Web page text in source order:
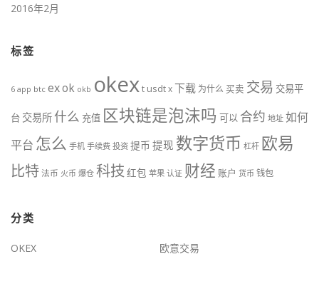
2016年2月
标签
6 app btc exok okb okext usdtx下载 为什么 买卖 交易 交易平
台 交易所 什么 充值 区块链是泡沫吗 可以 合约 地址 如何
平台 怎么 手机 手续费 投资 提币 提现 数字货币 杠杆 欧易
比特法币 火币 爆仓 科技 红包 苹果 认证 财经 账户 货币 钱包
分类
OKEX 欧意交易